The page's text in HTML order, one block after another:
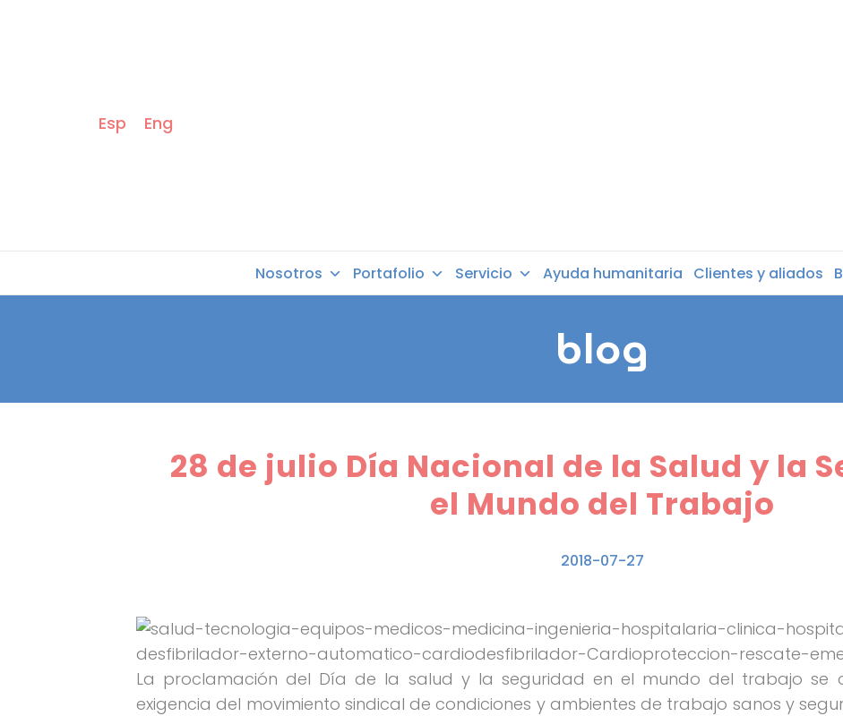
Esp Eng
Nosotros Portafolio Servicio Ayuda humanitaria Clientes y aliados
blog
28 de julio Día Nacional de la Salud y la
el Mundo del Trabajo
2018-07-27
La proclamación del Día de la salud y la seguridad en el mundo del trabajo se
exigencia del movimiento sindical de condiciones y ambientes de trabajo sanos y